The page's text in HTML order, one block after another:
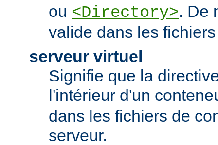
ou <Directory>. De
valide dans les
serveur virtuel
Signifie que la
l'intérieur d'un
dans les fichiers de
serveur.